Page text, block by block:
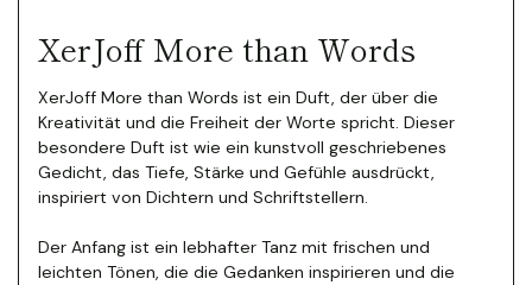
XerJoff More than Words
XerJoff More than Words ist ein Duft, der über die
Kreativität und die Freiheit der Worte spricht. Dieser
besondere Duft ist wie ein kunstvoll geschriebenes
Gedicht, das Tiefe, Stärke und Gefühle ausdrückt,
inspiriert von Dichtern und Schriftstellern.
Der Anfang ist ein lebhafter Tanz mit frischen und
leichten Tönen, die die Gedanken inspirieren und die